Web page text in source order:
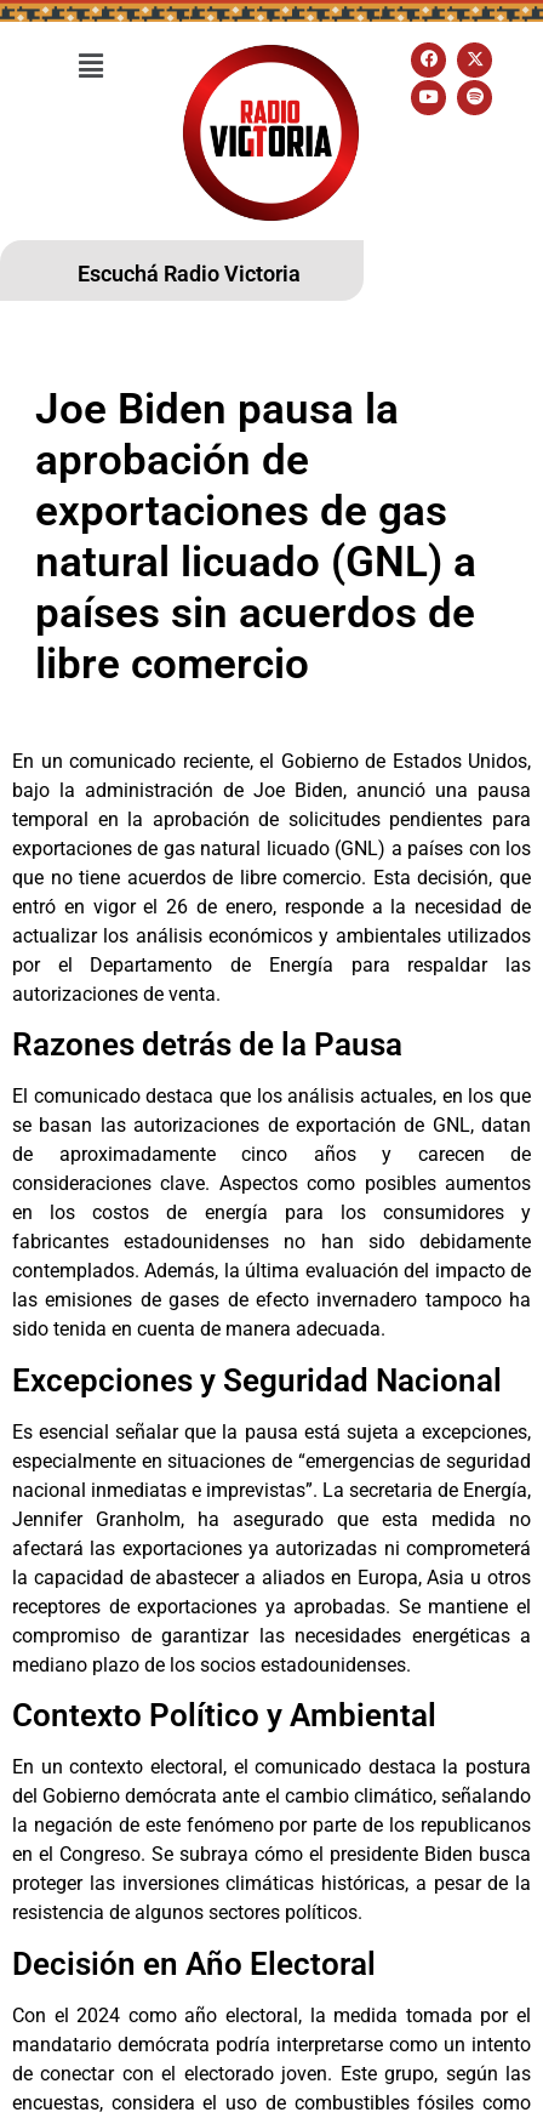
Escuchá Radio Victoria
Joe Biden pausa la
aprobación de
exportaciones de gas
natural licuado (GNL) a
países sin acuerdos de
libre comercio
En un comunicado reciente, el Gobierno de Estados Unidos,
bajo la administración de Joe Biden, anunció una pausa
temporal en la aprobación de solicitudes pendientes para
exportaciones de gas natural licuado (GNL) a países con los
que no tiene acuerdos de libre comercio. Esta decisión, que
entró en vigor el 26 de enero, responde a la necesidad de
actualizar los análisis económicos y ambientales utilizados
por el Departamento de Energía para respaldar las
autorizaciones de venta.
Razones detrás de la Pausa
El comunicado destaca que los análisis actuales, en los que
se basan las autorizaciones de exportación de GNL, datan
de aproximadamente cinco años y carecen de
consideraciones clave. Aspectos como posibles aumentos
en los costos de energía para los consumidores y
fabricantes estadounidenses no han sido debidamente
contemplados. Además, la última evaluación del impacto de
las emisiones de gases de efecto invernadero tampoco ha
sido tenida en cuenta de manera adecuada.
Excepciones y Seguridad Nacional
Es esencial señalar que la pausa está sujeta a excepciones,
especialmente en situaciones de “emergencias de seguridad
nacional inmediatas e imprevistas”. La secretaria de Energía,
Jennifer Granholm, ha asegurado que esta medida no
afectará las exportaciones ya autorizadas ni comprometerá
la capacidad de abastecer a aliados en Europa, Asia u otros
receptores de exportaciones ya aprobadas. Se mantiene el
compromiso de garantizar las necesidades energéticas a
mediano plazo de los socios estadounidenses.
Contexto Político y Ambiental
En un contexto electoral, el comunicado destaca la postura
del Gobierno demócrata ante el cambio climático, señalando
la negación de este fenómeno por parte de los republicanos
en el Congreso. Se subraya cómo el presidente Biden busca
proteger las inversiones climáticas históricas, a pesar de la
resistencia de algunos sectores políticos.
Decisión en Año Electoral
Con el 2024 como año electoral, la medida tomada por el
mandatario demócrata podría interpretarse como un intento
de conectar con el electorado joven. Este grupo, según las
encuestas, considera el uso de combustibles fósiles como